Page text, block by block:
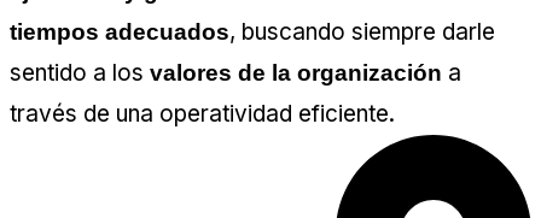
tiempos adecuados, buscando siempre darle
sentido a los valores de la organización a
través de una operatividad eficiente.